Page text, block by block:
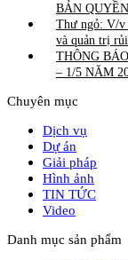
BẢN
Thư ngỏ: V/v
và quản trị
THÔNG
– 1/5 NĂM
Chuyên mục
Dịch vụ
Dự án
Giải pháp
Hình ảnh
TIN TỨC
Video
Danh mục sản phẩm